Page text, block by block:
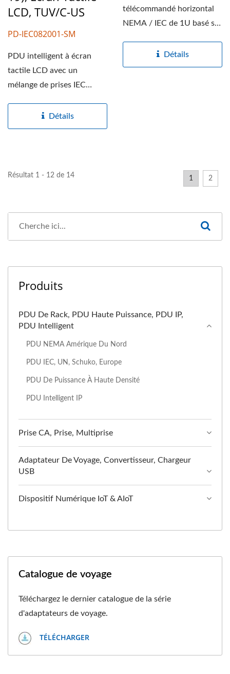
LCD, TUV/C-US
PD-IEC082001-SM
PDU intelligent à écran
tactile LCD avec un
mélange de prises IEC
solution...
Détails
télécommandé horizontal
NEMA / IEC de 1U basé sur
Détails
Résultat 1 - 12 de 14 1 2
Produits
PDU De Rack, PDU Haute Puissance, PDU IP,
PDU Intelligent
PDU NEMA Amérique Du Nord
PDU IEC, UN, Schuko, Europe
PDU De Puissance À Haute Densité
PDU Intelligent IP
Prise CA, Prise, Multiprise
Adaptateur De Voyage, Convertisseur, Chargeur
USB
Dispositif Numérique IoT & AIoT
Catalogue de voyage
Téléchargez le dernier catalogue de la série
d'adaptateurs de voyage.
TÉLÉCHARGER